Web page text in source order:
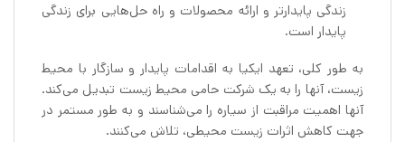
زندگی پایدارتر و ارائه محصولات و راه حل‌هایی برای زندگی
پایدار است.
به طور کلی، تعهد ایکیا به اقدامات پایدار و سازگار با محیط
زیست، آنها را به یک شرکت حامی محیط زیست تبدیل می‌کند.
آنها اهمیت مراقبت از سیاره را می‌شناسند و به طور مستمر در
جهت کاهش اثرات زیست محیطی، تلاش می‌کنند.